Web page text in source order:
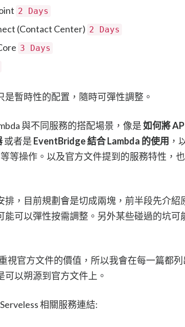
2 Days
(Contact Center) 2 Days
3 Days
是暫時性的配置，隨時可彈性調整。
與不同服務的搭配場景，像是如何將
或者是 EventBridge 結合 Lambda 的使用 ，
等等操作。以及官方文件提到的服務特性，
排，目前規劃會是切成兩塊，前半段先介
能可以彈性按需調整。另外某些碰過的坑可
視官方文件的價值，所以我會在每一篇都
可以朔源到官方文件上。
相關服務連結: